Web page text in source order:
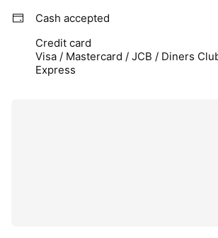
Cash accepted
Credit card
Visa / Mastercard / JCB / Diners
Express